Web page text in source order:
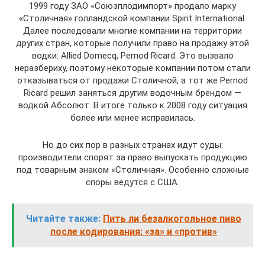
1999 году ЗАО «Союзплодимпорт» продало марку
«Столичная» голландской компании Spirit International.
Далее последовали многие компании на территории
других стран, которые получили право на продажу этой
водки: Allied Domecq, Pernod Ricard. Это вызвало
неразбериху, поэтому некоторые компании потом стали
отказываться от продажи Столичной, а тот же Pernod
Ricard решил заняться другим водочным брендом —
водкой Абсолют. В итоге только к 2008 году ситуация
более или менее исправилась.
Но до сих пор в разных странах идут суды:
производители спорят за право выпускать продукцию
под товарным знаком «Столичная». Особенно сложные
споры ведутся с США.
Читайте также: Пить ли безалкогольное пиво
после кодирования: «за» и «против»